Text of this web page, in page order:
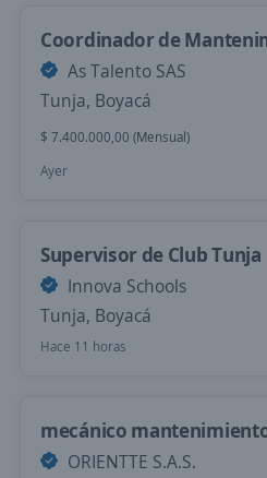
Coordinador de
As Talento SAS
Tunja, Boyacá
$ 7.400.000,00 (Mensual)
Ayer
Supervisor de Club Tunja
Innova Schools
Tunja, Boyacá
Hace 11 horas
mecánico
ORIENTTE S.A.S.